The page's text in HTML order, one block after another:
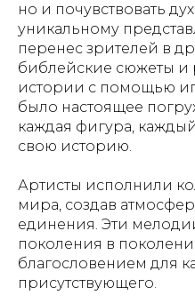
но и почувствовать
уникальному
перенес зрителей в
библейские сюжеты и
истории с помощью
было настоящее
каждая фигура,
свою историю.
Артисты исполнили
мира, создав
единения. Эти
поколения в
благословением для
присутствующего.